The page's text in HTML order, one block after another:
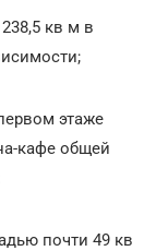
кв м в
этаже
кафе общей
почти 49 кв